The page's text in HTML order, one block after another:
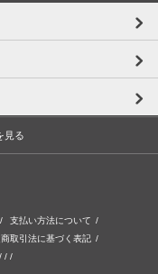
見る
/ 支払い方法について /
取引法に基づく表記 /
/ / /